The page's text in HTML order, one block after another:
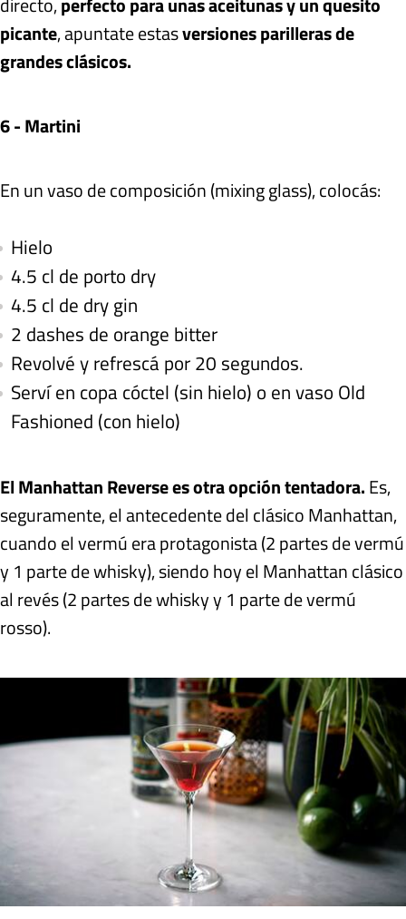
picante, apuntate estasversiones parilleras de
grandes clásicos.
6 - Martini
En un vaso de composición (mixing glass), colocás:
Hielo
4.5 cl de porto dry
4.5 cl de dry gin
2 dashes de orange bitter
Revolvé y refrescá por 20 segundos.
Serví en copa cóctel (sin hielo) o en vaso Old
Fashioned (con hielo)
El Manhattan Reverse es otra opción tentadora.Es,
seguramente, el antecedente del clásico Manhattan,
cuando el vermú era protagonista (2 partes de vermú
y 1 parte de whisky), siendo hoy el Manhattan clásico
al revés (2 partes de whisky y 1 parte de vermú
rosso).